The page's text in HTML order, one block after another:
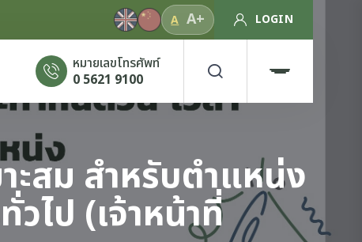
A A+ LOGIN
หมายเลขโทรศัพท์
0 5621 9100
ะสม สำหรับตำแหน่ง
ไป (เจ้าหน้าที่